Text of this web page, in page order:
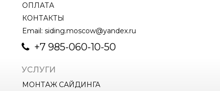
ОПЛАТА
КОНТАКТЫ
Email: siding.moscow@yandex.ru
+7 985-060-10-50
УСЛУГИ
МОНТАЖ САЙДИНГА